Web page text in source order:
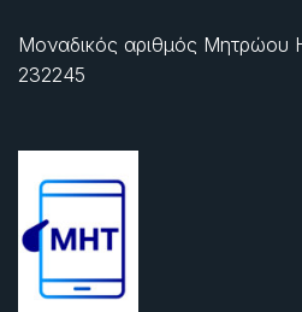
Μοναδικός αριθμός Μητρώου
232245